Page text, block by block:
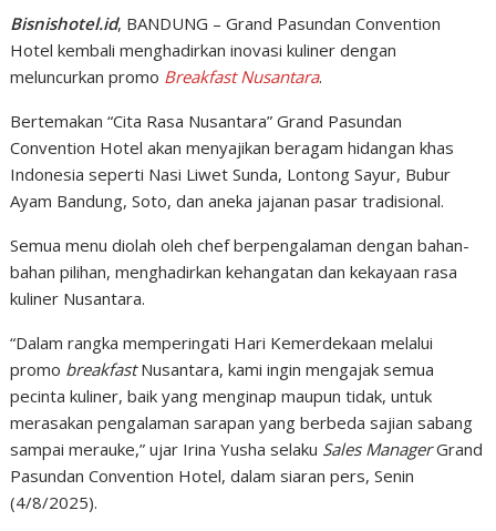
Bisnishotel.id, BANDUNG – Grand Pasundan Convention
Hotel kembali menghadirkan inovasi kuliner dengan
meluncurkan promo Breakfast Nusantara.
Bertemakan “Cita Rasa Nusantara” Grand Pasundan
Convention Hotel akan menyajikan beragam hidangan khas
Indonesia seperti Nasi Liwet Sunda, Lontong Sayur, Bubur
Ayam Bandung, Soto, dan aneka jajanan pasar tradisional.
Semua menu diolah oleh chef berpengalaman dengan bahan-
bahan pilihan, menghadirkan kehangatan dan kekayaan rasa
kuliner Nusantara.
“Dalam rangka memperingati Hari Kemerdekaan melalui
promo breakfastNusantara, kami ingin mengajak semua
pecinta kuliner, baik yang menginap maupun tidak, untuk
merasakan pengalaman sarapan yang berbeda sajian sabang
sampai merauke,” ujar Irina Yusha selaku Sales ManagerGrand
Pasundan Convention Hotel, dalam siaran pers, Senin
(4/8/2025).